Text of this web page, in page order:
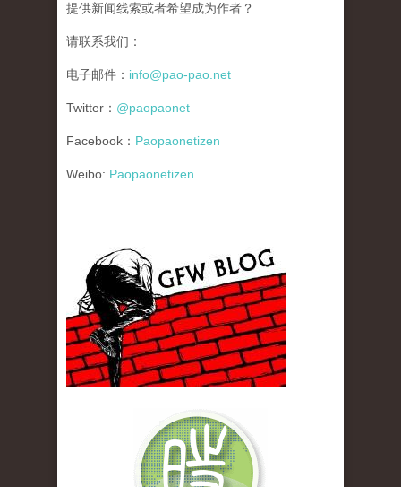
提供新闻线索或者希望成为作者？
请联系我们：
电子邮件： info@pao-pao.net
Twitter： @paopaonet
Facebook： Paopaonetizen
Weibo: Paopaonetizen
gfw_blog_small.jpg